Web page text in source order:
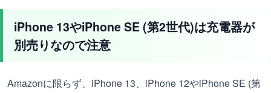
iPhone 13やiPhone SE (第2世代)は充電器が
別売りなので注意
Amazonに限らず、iPhone 13、iPhone 12やiPhone SE (第